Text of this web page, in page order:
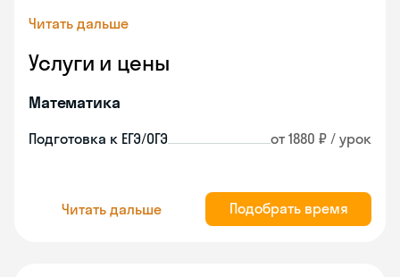
Читать дальше
Услуги и цены
Математика
Подготовка к ЕГЭ/ОГЭ от 1880 ₽ / урок
Читать дальше Подобрать время